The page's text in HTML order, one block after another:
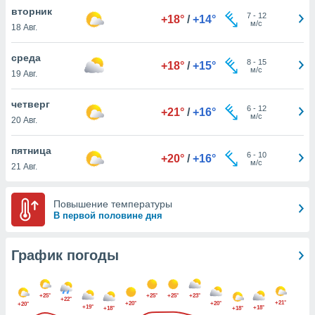
вы
установки
веб-
как
о вашем
вторник
18 Авг.
+18° / +14° 7- 12
м/с
среда
19 Авг.
+18° / +15° 8- 15
м/с
четверг
20 Авг.
+21° / +16° 6- 12
м/с
пятница
21 Авг.
+20° / +16° 6- 10
м/с
Повышение температуры
В первой половине дня
График погоды
+20°
+25°
+22°
+19°
+18°
+20°
+25° +25°
+23°
+20°
+18° +18°
+21°